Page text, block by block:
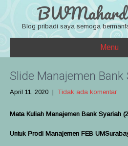
Blog pribadi saya semoga
Menu
Slide Manajemen Bank
April 11, 2020 | Tidak ada komentar
Mata Kuliah Manajemen Bank Syariah
Untuk Prodi Manajemen FEB